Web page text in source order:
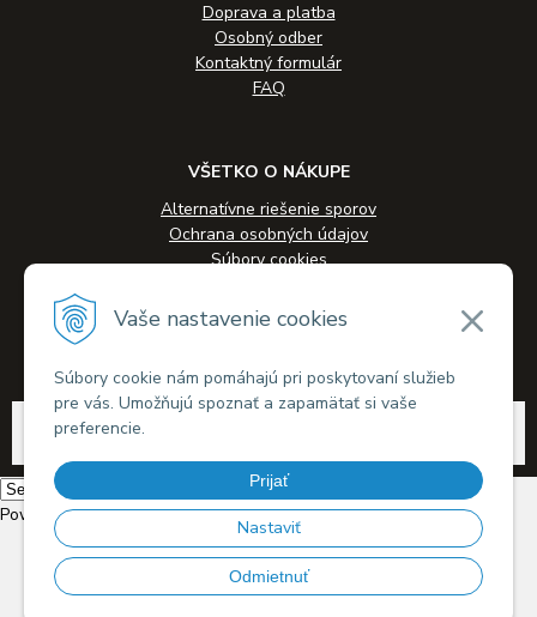
Vaše nastavenie cookies
Súbory cookie nám pomáhajú pri poskytovaní služieb
pre vás. Umožňujú spoznať a zapamätať si vaše
preferencie.
Prijať
Nastaviť
Odmietnuť
Doprava a platba
Osobný odber
Kontaktný formulár
FAQ
VŠETKO O NÁKUPE
Alternatívne riešenie sporov
Ochrana osobných údajov
Súbory cookies
Veľkoobchodná spolupráca
© 2026 Alkohol-eshop.sk •
Powered by Translate